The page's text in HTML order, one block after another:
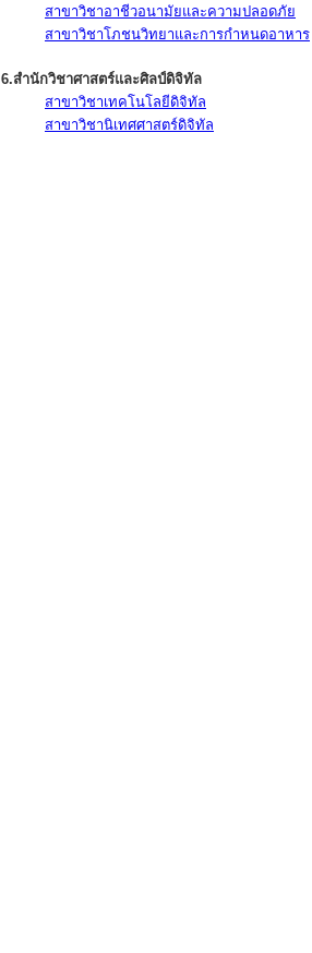
สาขาวิชาอาชีวอนามัยและความปลอดภัย
สาขาวิชาโภชนวิทยาและการกำหนดอาหาร
6.สำนักวิชาศาสตร์และศิลป์ดิจิทัล
สาขาวิชาเทคโนโลยีดิจิทัล
สาขาวิชานิเทศศาสตร์ดิจิทัล